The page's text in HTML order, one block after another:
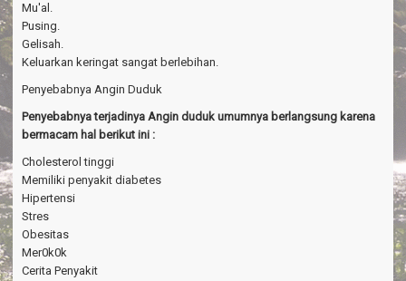
Mu'al.
Pusing.
Gelisah.
Keluarkan keringat sangat berlebihan.
Penyebabnya Angin Duduk
Penyebabnya terjadinya Angin duduk umumnya berlangsung karena
bermacam hal berikut ini :
Cholesterol tinggi
Memiliki penyakit diabetes
Hipertensi
Stres
Obesitas
Mer0k0k
Cerita Penyakit